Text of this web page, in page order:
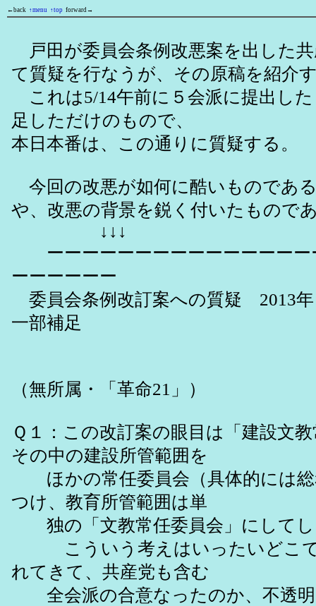
←back ↑menu ↑top forward→
戸田が委員会条例改悪案を出した
て質疑を行なうが、その原稿を紹介
これは5/14午前に５会派に提出し
足しただけのもので、
本日本番は、この通りに質疑する。
今回の改悪が如何に酷いものであ
や、改悪の背景を鋭く付いたもので
↓↓↓
ーーーーーーーーーーーーーーー
ーーーーーー
委員会条例改訂案への質疑 2013年
一部補足
（無所属・「革命21」）
Ｑ１：この改訂案の眼目は「建設文
その中の建設所管範囲を
ほかの常任委員会（具体的には総
つけ、教育所管範囲は単
独の「文教常任委員会」にしてし
こういう考えはいったいどこで
れてきて、共産党も含む
全会派の合意なったのか、不透明